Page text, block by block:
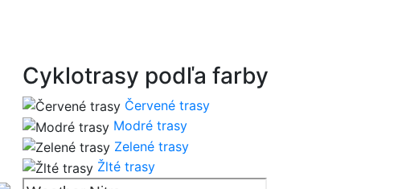
Cyklotrasy podľa farby
Červené trasy
Modré trasy
Zelené trasy
Žlté trasy